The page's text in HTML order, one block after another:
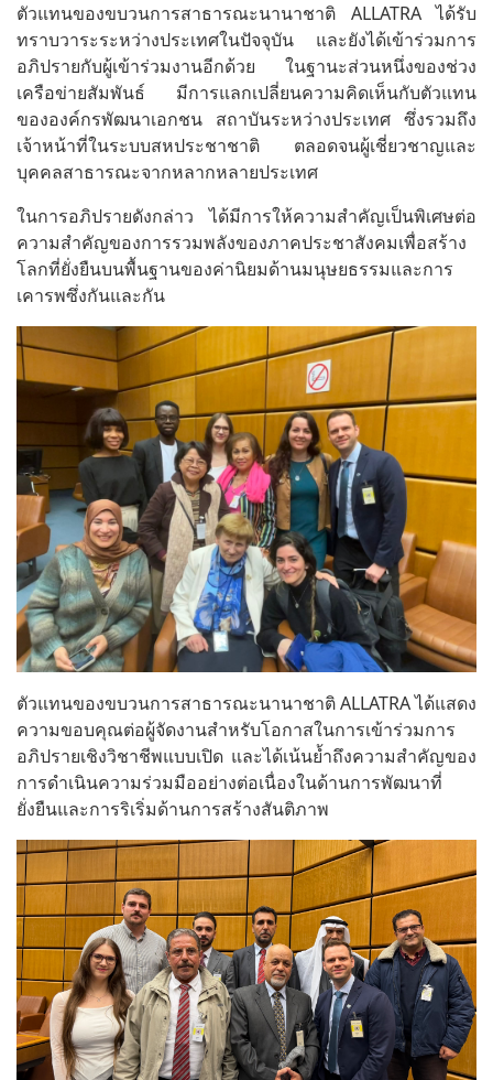
ตัวแทนของขบวนการสาธารณะนานาชาติ ALLATRA ได้รับ
ทราบวาระระหว่างประเทศในปัจจุบัน และยังได้เข้าร่วมการ
อภิปรายกับผู้เข้าร่วมงานอีกด้วย ในฐานะส่วนหนึ่งของช่วง
เครือข่ายสัมพันธ์ มีการแลกเปลี่ยนความคิดเห็นกับตัวแทน
ขององค์กรพัฒนาเอกชน สถาบันระหว่างประเทศ ซึ่งรวมถึง
เจ้าหน้าที่ในระบบสหประชาชาติ ตลอดจนผู้เชี่ยวชาญและ
บุคคลสาธารณะจากหลากหลายประเทศ
ในการอภิปรายดังกล่าว ได้มีการให้ความสำคัญเป็นพิเศษต่อ
ความสำคัญของการรวมพลังของภาคประชาสังคมเพื่อสร้าง
โลกที่ยั่งยืนบนพื้นฐานของค่านิยมด้านมนุษยธรรมและการ
เคารพซึ่งกันและกัน
ตัวแทนของขบวนการสาธารณะนานาชาติ ALLATRA ได้แสดง
ความขอบคุณต่อผู้จัดงานสำหรับโอกาสในการเข้าร่วมการ
อภิปรายเชิงวิชาชีพแบบเปิด และได้เน้นย้ำถึงความสำคัญของ
การดำเนินความร่วมมืออย่างต่อเนื่องในด้านการพัฒนาที่
ยั่งยืนและการริเริ่มด้านการสร้างสันติภาพ